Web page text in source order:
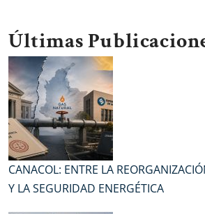
Últimas
CANACOL: ENTRE LA
Y LA SEGURIDAD ENERGÉTICA